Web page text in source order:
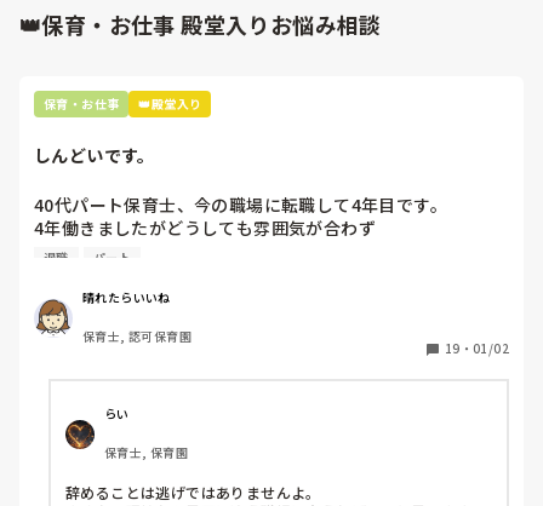
👑保育・お仕事 殿堂入りお悩み相談
保育・お仕事 👑殿堂入り
しんどいです。
40代パート保育士、今の職場に転職して4年目です。
4年働きましたがどうしても雰囲気が合わず
退職しようと思っています。
周りの職員は、勤続10年以上から何十年という先生がほとん
どです。
保護者子どもの愚痴悪口が多く、
今で言う不適切保育も
仕方ないよね
もう何も言わずに
子どもの言いなりになればいいんだね
などいう意見で…
退職 パート
晴れたらいいね
保育士, 認可保育園
19 ・ 01/02
らい
保育士, 保育園
辞めることは逃げではありませんよ。